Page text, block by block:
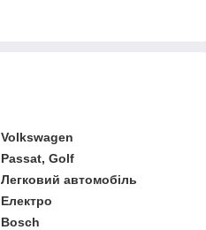
Volkswagen
Passat, Golf
Легковий автомобіль
Електро
Bosch